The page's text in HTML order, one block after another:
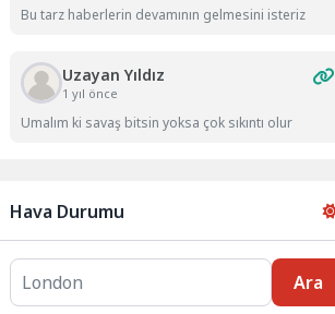
Bu tarz haberlerin devamının gelmesini isteriz
Uzayan Yıldız
1 yıl önce
Umalım ki savaş bitsin yoksa çok sıkıntı olur
Hava Durumu
Ara